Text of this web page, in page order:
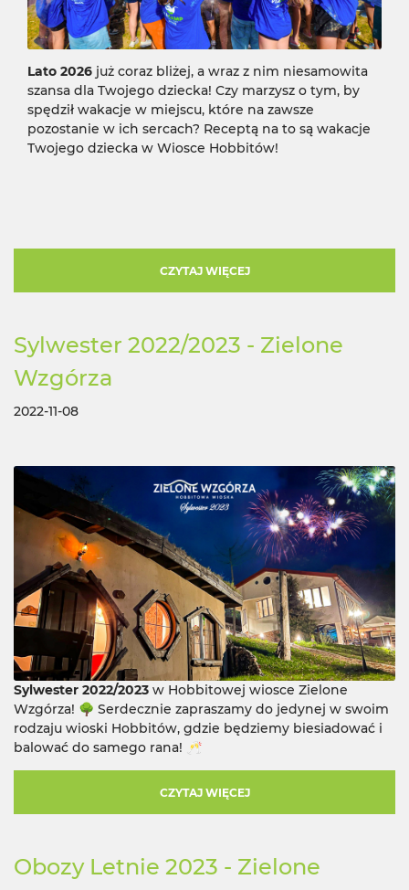
Lato 2026 już coraz bliżej, a wraz z nim niesamowita
szansa dla Twojego dziecka! Czy marzysz o tym, by
spędził wakacje w miejscu, które na zawsze
pozostanie w ich sercach? Receptą na to są wakacje
Twojego dziecka w Wiosce Hobbitów!
CZYTAJ WIĘCEJ
Sylwester 2022/2023 - Zielone
Wzgórza
2022-11-08
Sylwester 2022/2023 w Hobbitowej wiosce Zielone
Wzgórza! 🌳 Serdecznie zapraszamy do jedynej w swoim
rodzaju wioski Hobbitów, gdzie będziemy biesiadować i
balować do samego rana! 🥂
CZYTAJ WIĘCEJ
Obozy Letnie 2023 - Zielone